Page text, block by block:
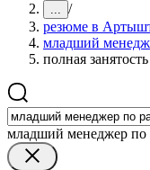
... /
резюме в
младший
полная занятость
младший менеджер по